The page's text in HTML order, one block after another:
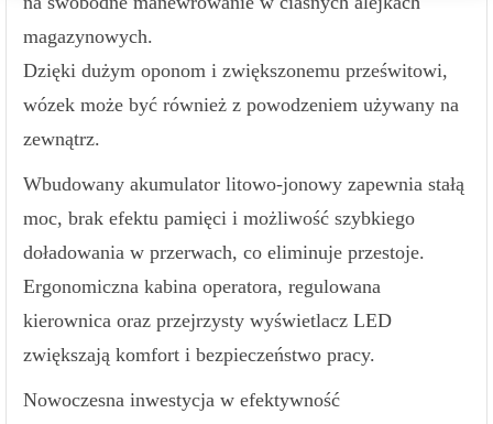
magazynowych.
Dzięki dużym oponom i zwiększonemu prześwitowi,
wózek może być również z powodzeniem używany na
zewnątrz.
Wbudowany akumulator litowo-jonowy zapewnia stałą
moc, brak efektu pamięci i możliwość szybkiego
doładowania w przerwach, co eliminuje przestoje.
Ergonomiczna kabina operatora, regulowana
kierownica oraz przejrzysty wyświetlacz LED
zwiększają komfort i bezpieczeństwo pracy.
Nowoczesna inwestycja w efektywność